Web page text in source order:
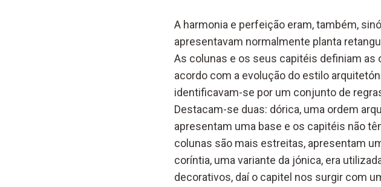
A harmonia e perfeição eram, também,
apresentavam normalmente planta
As colunas e os seus capitéis definiam as
acordo com a evolução do estilo
identificavam-se por um conjunto de
Destacam-se duas: dórica, uma ordem
apresentam uma base e os capitéis não
colunas são mais estreitas, apresentam
coríntia, uma variante da jónica, era
decorativos, daí o capitel nos surgir com